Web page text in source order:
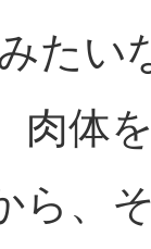
た
肉体
ら、